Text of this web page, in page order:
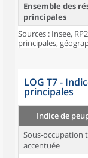
Ensemble des
principales
Sources : Insee,
principales,
LOG T7 -
principales
Indice de
Sous-occupation
accentuée